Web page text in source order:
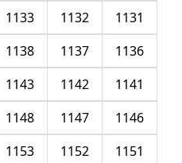
1131
1132
1133
1136
1137
1138
1141
1142
1143
1146
1147
1148
1151
1152
1153